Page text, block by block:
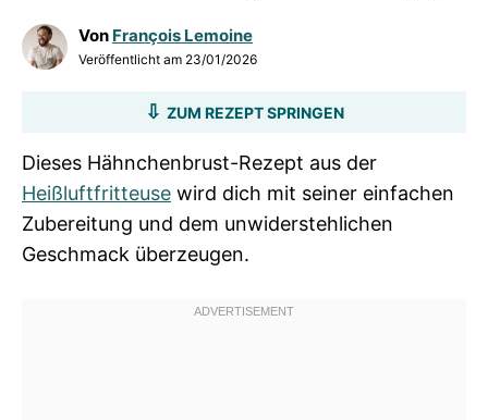
Von François Lemoine
Veröffentlicht am 23/01/2026
ZUM REZEPT SPRINGEN
Dieses Hähnchenbrust-Rezept aus der
Heißluftfritteuse wird dich mit seiner einfachen
Zubereitung und dem unwiderstehlichen
Geschmack überzeugen.